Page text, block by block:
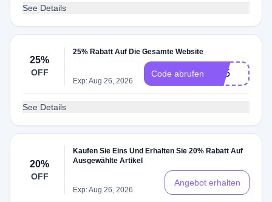
See Details
25%
OFF
25% Rabatt Auf Die Gesamte Website
Exp: Aug 26, 2026
Code abrufen M25
See Details
20%
OFF
Kaufen Sie Eins Und Erhalten Sie 20% Rabatt Auf
Ausgewählte Artikel
Exp: Aug 26, 2026
Angebot erhalten